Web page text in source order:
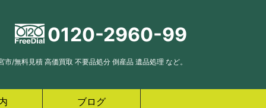
0120-2960-99
/無料見積 高価買取 不要品処分 倒産品 遺品処理 など。
ブログ